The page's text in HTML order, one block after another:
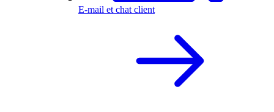
E-mail et chat client